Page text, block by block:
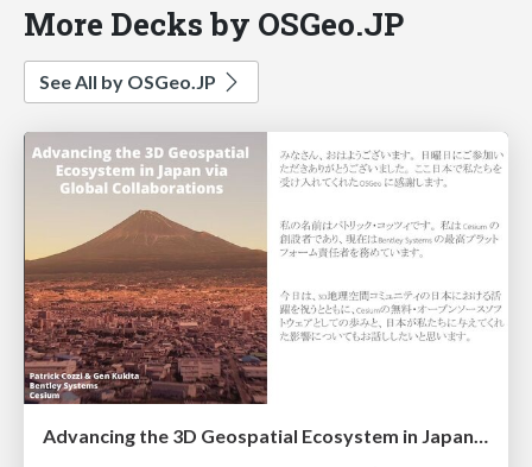
More Decks by OSGeo.JP
See All by OSGeo.JP
Advancing the 3D Geospatial Ecosystem in Japan via Global Collaborations